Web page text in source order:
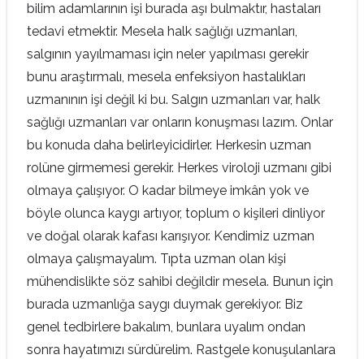
bilim adamlarının işi burada aşı bulmaktır, hastaları
tedavi etmektir. Mesela halk sağlığı uzmanları,
salgının yayılmaması için neler yapılması gerekir
bunu araştırmalı, mesela enfeksiyon hastalıkları
uzmanının işi değil ki bu. Salgın uzmanları var, halk
sağlığı uzmanları var onların konuşması lazım. Onlar
bu konuda daha belirleyicidirler. Herkesin uzman
rolüne girmemesi gerekir. Herkes viroloji uzmanı gibi
olmaya çalışıyor. O kadar bilmeye imkân yok ve
böyle olunca kaygı artıyor, toplum o kişileri dinliyor
ve doğal olarak kafası karışıyor. Kendimiz uzman
olmaya çalışmayalım. Tıpta uzman olan kişi
mühendislikte söz sahibi değildir mesela. Bunun için
burada uzmanlığa saygı duymak gerekiyor. Biz
genel tedbirlere bakalım, bunlara uyalım ondan
sonra hayatımızı sürdürelim. Rastgele konuşulanlara